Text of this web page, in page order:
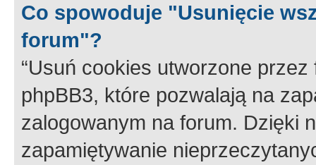
Co spowoduje "Usunięcie
forum"?
“Usuń cookies utworzone
phpBB3, które pozwalają na
zalogowanym na forum. Dzięki
zapamiętywanie